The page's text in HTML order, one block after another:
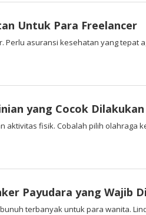
Untuk Para Freelancer
Perlu asuransi kesehatan yang
yang Cocok
aktivitas fisik. Cobalah pilih olahraga
Payudara yang Wajib
terbanyak untuk para wanita.